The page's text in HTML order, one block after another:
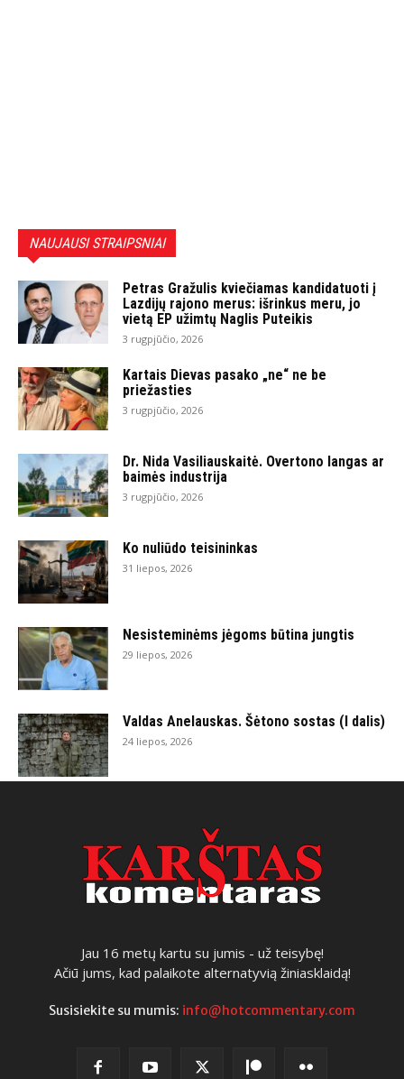
NAUJAUSI STRAIPSNIAI
Petras Gražulis kviečiamas kandidatuoti į
Lazdijų rajono merus: išrinkus meru, jo
vietą EP užimtų Naglis Puteikis
3 rugpjūčio, 2026
Kartais Dievas pasako „ne“ ne be
priežasties
3 rugpjūčio, 2026
Dr. Nida Vasiliauskaitė. Overtono langas ar
baimės industrija
3 rugpjūčio, 2026
Ko nuliūdo teisininkas
31 liepos, 2026
Nesisteminėms jėgoms būtina jungtis
29 liepos, 2026
Valdas Anelauskas. Šėtono sostas (I dalis)
24 liepos, 2026
Jau 16 metų kartu su jumis - už teisybę!
Ačiū jums, kad palaikote alternatyvią žiniasklaidą!
Susisiekite su mumis: info@hotcommentary.com